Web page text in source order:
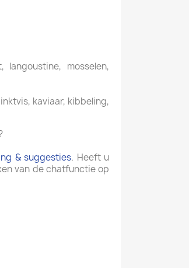
mosselen,
kaviaar, kibbeling,
& suggesties. Heeft u
van de chatfunctie op